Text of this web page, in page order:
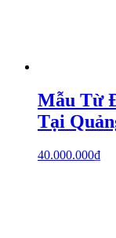
Mẫu Từ
Tại
40.000.000₫